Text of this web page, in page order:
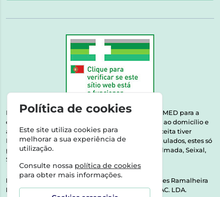
Esta farmácia encontra-se autorizada pelo INFARMED para a
dispensa de medicamentos e produtos de saúde ao domicílio e
através da internet. Medicamentos | Se na sua receita tiver
MSRM, MNSRM, MSRMV ou Medicamentos Manipulados, estes só
podem ser entregues nos seguintes concelhos: Almada, Seixal,
Sesimbra, Oeiras e Lisboa.
Direção Técnica:
Dra. Raquel Alexandra Fernandes Ramalheira
NIPC:513064133 | ASPAS E NÚMEROS SOC. FARMAC. LDA.
Política de cookies
Este site utiliza cookies para
melhorar a sua experiência de
utilização.
Consulte nossa política de cookies
para obter mais informações.